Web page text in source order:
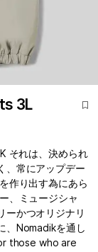
3L
それは、決められ
、常にアップデー
作り出す為にあら
、ミュージシャ
ーかつオリジナリ
、Nomadikを通し
those who are